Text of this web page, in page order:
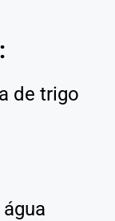
de trigo